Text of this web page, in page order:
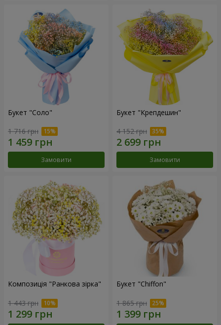
Букет "Соло"
1 716 грн
Замовити
Букет "Крепдешин"
4 152 грн
Замовити
Композиція "Ранкова зірка"
1 443 грн
Букет "Chiffon"
1 865 грн